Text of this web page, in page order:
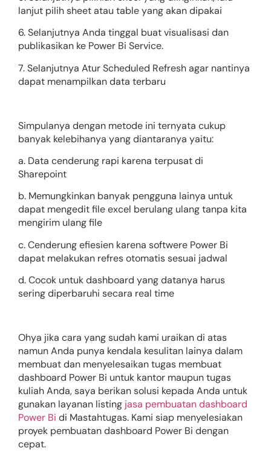
lanjut pilih sheet atau table yang akan dipakai
6. Selanjutnya Anda tinggal buat visualisasi dan
publikasikan ke Power Bi Service.
7. Selanjutnya Atur Scheduled Refresh agar nantinya
dapat menampilkan data terbaru
Simpulanya dengan metode ini ternyata cukup
banyak kelebihanya yang diantaranya yaitu:
a. Data cenderung rapi karena terpusat di
Sharepoint
b. Memungkinkan banyak pengguna lainya untuk
dapat mengedit file excel berulang ulang tanpa kita
mengirim ulang file
c. Cenderung efiesien karena softwere Power Bi
dapat melakukan refres otomatis sesuai jadwal
d. Cocok untuk dashboard yang datanya harus
sering diperbaruhi secara real time
Ohya jika cara yang sudah kami uraikan di atas
namun Anda punya kendala kesulitan lainya dalam
membuat dan menyelesaikan tugas membuat
dashboard Power Bi untuk kantor maupun tugas
kuliah Anda, saya berikan solusi kepada Anda untuk
gunakan layanan listing jasa pembuatan dashboard
Power Bi di Mastahtugas. Kami siap menyelesiakan
proyek pembuatan dashboard Power Bi dengan
cepat.